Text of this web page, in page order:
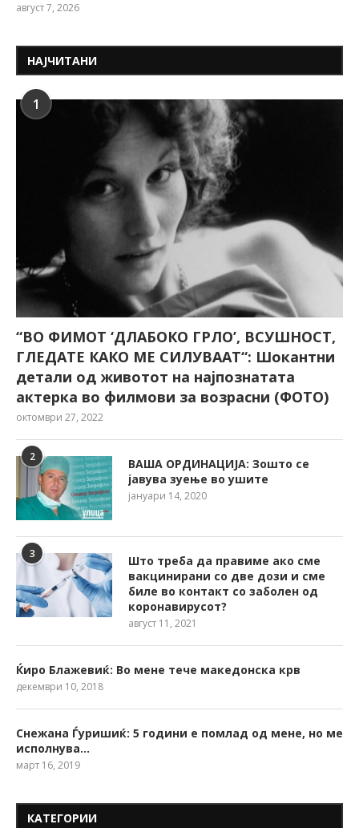
август 7, 2026
НАЈЧИТАНИ
1
“ВО ФИМОТ ‘ДЛАБОКО ГРЛО’, ВСУШНОСТ,
ГЛЕДАТЕ КАКО МЕ СИЛУВААТ“: Шокантни
детали од животот на најпознатата
актерка во филмови за возрасни (ФОТО)
октомври 27, 2022
2
ВАША ОРДИНАЦИЈА: Зошто се
јавува зуење во ушите
јануари 14, 2020
3
Што треба да правиме ако сме
вакцинирани со две дози и сме
биле во контакт со заболен од
коронавирусот?
август 11, 2021
Ќиро Блажевиќ: Во мене тече македонска крв
декември 10, 2018
Снежана Ѓуришиќ: 5 години е помлад од мене, но ме
исполнува…
март 16, 2019
КАТЕГОРИИ